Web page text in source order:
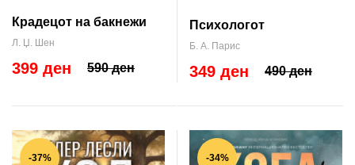
Крадецот на бакнежи
Л. Џ. Шен
590 ден
399 ден
Психологот
Б. А. Парис
490 ден
349 ден
-37% -34%